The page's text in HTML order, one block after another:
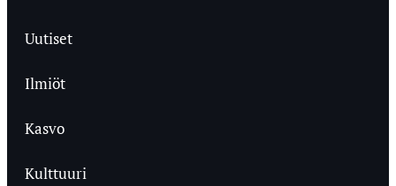
Uutiset
Ilmiöt
Kasvo
Kulttuuri